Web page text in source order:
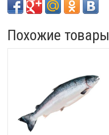
Похожие товары